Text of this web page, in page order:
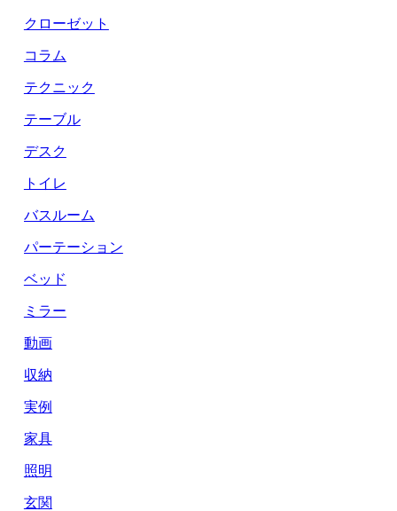
クローゼット
コラム
テクニック
テーブル
デスク
トイレ
バスルーム
パーテーション
ベッド
ミラー
動画
収納
実例
家具
照明
玄関